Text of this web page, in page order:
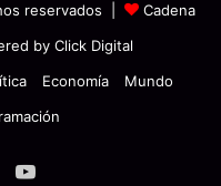
reservados |
Cadena
by Click Digital
Economía
Mundo
YouTube